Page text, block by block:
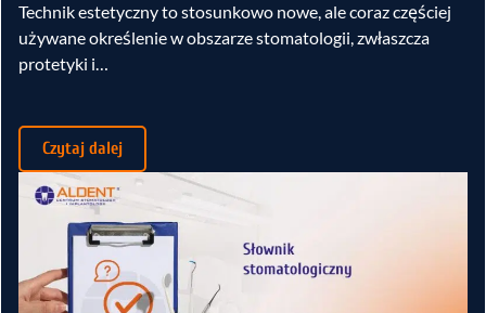
Technik estetyczny to stosunkowo nowe, ale coraz częściej
używane określenie w obszarze stomatologii, zwłaszcza
protetyki i…
Czytaj dalej